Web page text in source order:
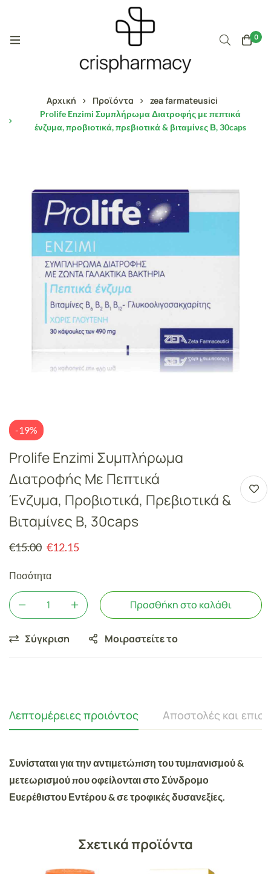
0
Αρχική Προϊόντα zea farmateusici
Prolife Enzimi Συμπλήρωμα Διατροφής με πεπτικά
ένζυμα, προβιοτικά, πρεβιοτικά & βιταμίνες Β, 30caps
-19%
Prolife Enzimi Συμπλήρωμα
Διατροφής Με Πεπτικά
Ένζυμα, Προβιοτικά, Πρεβιοτικά &
Βιταμίνες Β, 30caps
€15.00 €12.15
Ποσότητα
Προσθήκη στο καλάθι
Σύγκριση Μοιραστείτε το
Λεπτομέρειες προιόντος Αποστολές και
Συνίσταται για την αντιμετώπιση του τυμπανισμού &
μετεωρισμού που οφείλονται στο Σύνδρομο
Ευερέθιστου Εντέρου & σε τροφικές δυσανεξίες.
Σχετικά προϊόντα